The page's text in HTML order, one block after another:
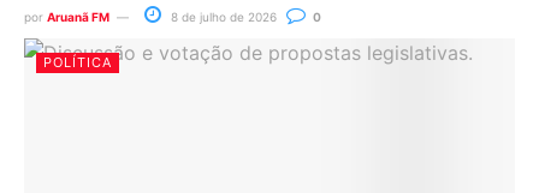
por Aruanã FM 8 de julho de 2026 0
POLÍTICA